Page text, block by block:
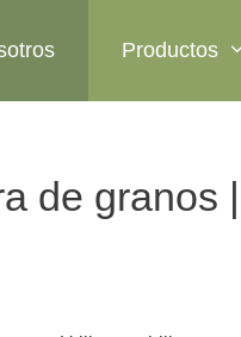
Productos
de granos